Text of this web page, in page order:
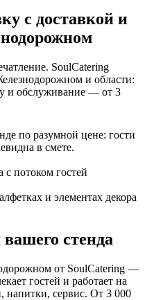
с доставкой и
SoulCatering
и области:
и обслуживание — от 3
по разумной цене: гости
в смете.
с потоком гостей
и элементах декора
стенда
от SoulCatering —
гостей и работает на
напитки, сервис. От 3 000